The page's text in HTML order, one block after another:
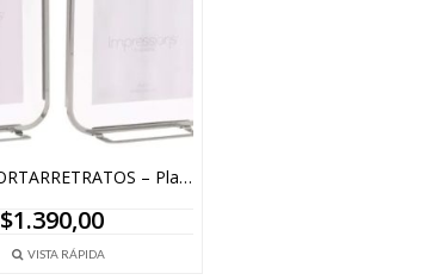
PACK X2 PORTARRETRATOS – Plateado
$1.390,00
VISTA RÁPIDA